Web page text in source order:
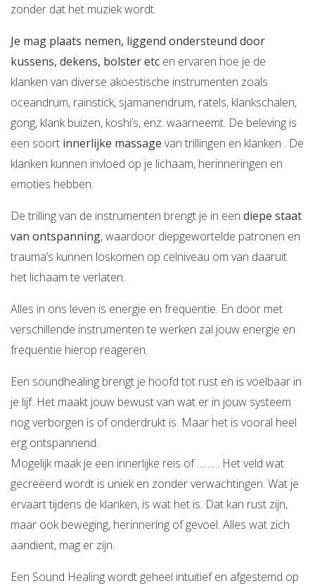
zonder dat het muziek wordt.
Je mag plaats nemen, liggend ondersteund door
kussens, dekens, bolster etc en ervaren hoe je de
klanken van diverse akoestische instrumenten zoals
oceandrum, rainstick, sjamanendrum, ratels, klankschalen,
gong, klank buizen, koshi’s, enz. waarneemt. De beleving is
een soort innerlijke massage van trillingen en klanken . De
klanken kunnen invloed op je lichaam, herinneringen en
emoties hebben.
De trilling van de instrumenten brengt je in een diepe staat
van ontspanning, waardoor diepgewortelde patronen en
trauma’s kunnen loskomen op celniveau om van daaruit
het lichaam te verlaten.
Alles in ons leven is energie en frequentie. En door met
verschillende instrumenten te werken zal jouw energie en
frequentie hierop reageren.
Een soundhealing brengt je hoofd tot rust en is voelbaar in
je lijf. Het maakt jouw bewust van wat er in jouw systeem
nog verborgen is of onderdrukt is. Maar het is vooral heel
erg ontspannend.
Mogelijk maak je een innerlijke reis of ……. . Het veld wat
gecreëerd wordt is uniek en zonder verwachtingen. Wat je
ervaart tijdens de klanken, is wat het is. Dat kan rust zijn,
maar ook beweging, herinnering of gevoel. Alles wat zich
aandient, mag er zijn.
Een Sound Healing wordt geheel intuïtief en afgestemd op